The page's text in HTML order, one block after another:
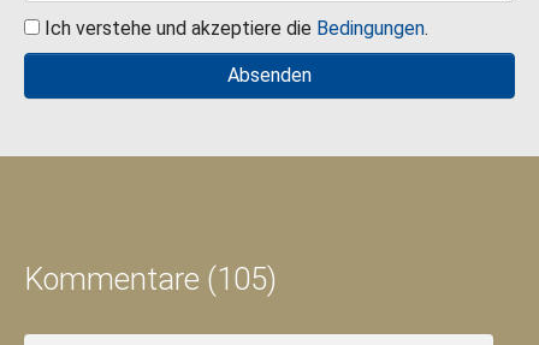
Ich verstehe und akzeptiere die Bedingungen.
Kommentare (105)